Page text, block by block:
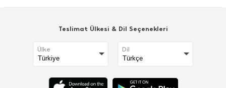
Teslimat Ülkesi & Dil Seçenekleri
Ülke Dil